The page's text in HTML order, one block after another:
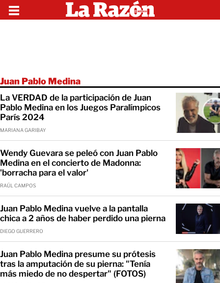
Juan Pablo Medina
La VERDAD de la participación de Juan
Pablo Medina en los Juegos Paralímpicos
París 2024
MARIANA GARIBAY
Wendy Guevara se peleó con Juan Pablo
Medina en el concierto de Madonna:
'borracha para el valor'
RAÚL CAMPOS
Juan Pablo Medina vuelve a la pantalla
chica a 2 años de haber perdido una pierna
DIEGO GUERRERO
Juan Pablo Medina presume su prótesis
tras la amputación de su pierna: "Tenía
más miedo de no despertar" (FOTOS)